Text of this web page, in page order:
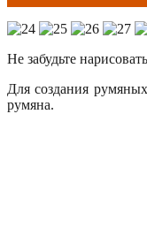
Не забудьте
Для создания
румяна.